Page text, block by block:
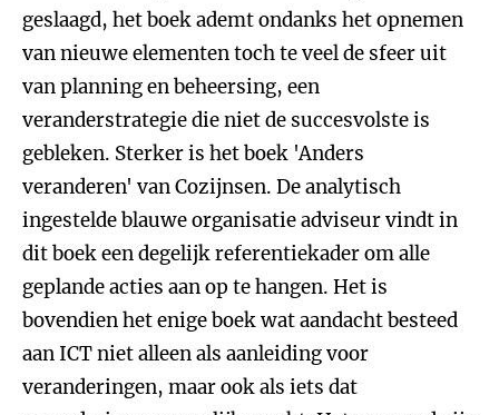
geslaagd, het boek ademt ondanks het opnemen
van nieuwe elementen toch te veel de sfeer uit
van planning en beheersing, een
veranderstrategie die niet de succesvolste is
gebleken. Sterker is het boek 'Anders
veranderen' van Cozijnsen. De analytisch
ingestelde blauwe organisatie adviseur vindt in
dit boek een degelijk referentiekader om alle
geplande acties aan op te hangen. Het is
bovendien het enige boek wat aandacht besteed
aan ICT niet alleen als aanleiding voor
veranderingen, maar ook als iets dat